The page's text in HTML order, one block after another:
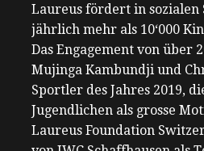
Laureus fördert in
jährlich mehr als 10‘000
Das Engagement von über
Mujinga Kambundji und
Sportler des Jahres 2019,
Jugendlichen als grosse
Laureus Foundation